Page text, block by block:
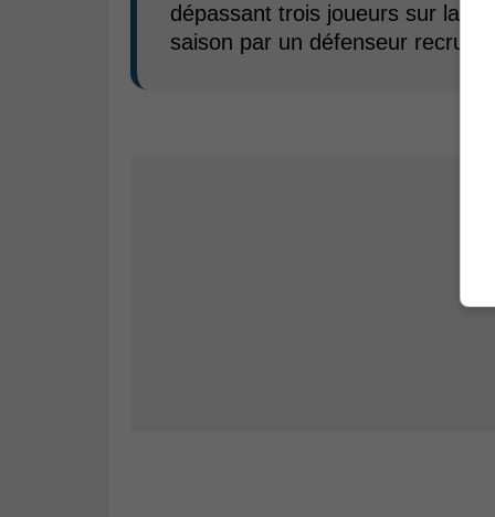
dépassant trois joueurs sur la
saison par un défenseur recrue. »